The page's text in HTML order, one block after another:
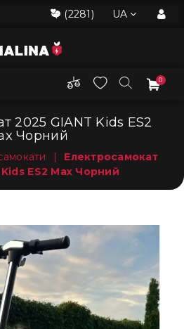
(2281) UA
0
2025 GIANT Kids ES2
Чорний
|
Електросамокат
ES2 Max Чорний